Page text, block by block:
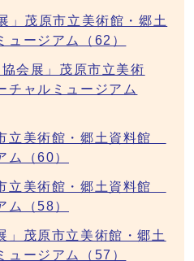
」茂原市立美術館・郷土
ージアム（62）
会展」茂原市立美術
ャルミュージアム
立美術館・郷土資料館
ム（60）
立美術館・郷土資料館
ム（58）
」茂原市立美術館・郷土
ージアム（57）